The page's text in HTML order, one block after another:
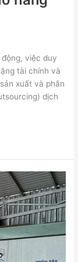
việc duy
tài chính và
xuất và phân
dịch